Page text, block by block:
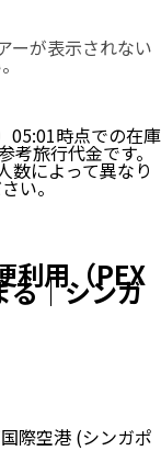
ーが表示されない
05:01時点での在庫
考旅行代金です。
数によって異なり
い。
利用（PEX
る｜シンガ
際空港 (シンガポ